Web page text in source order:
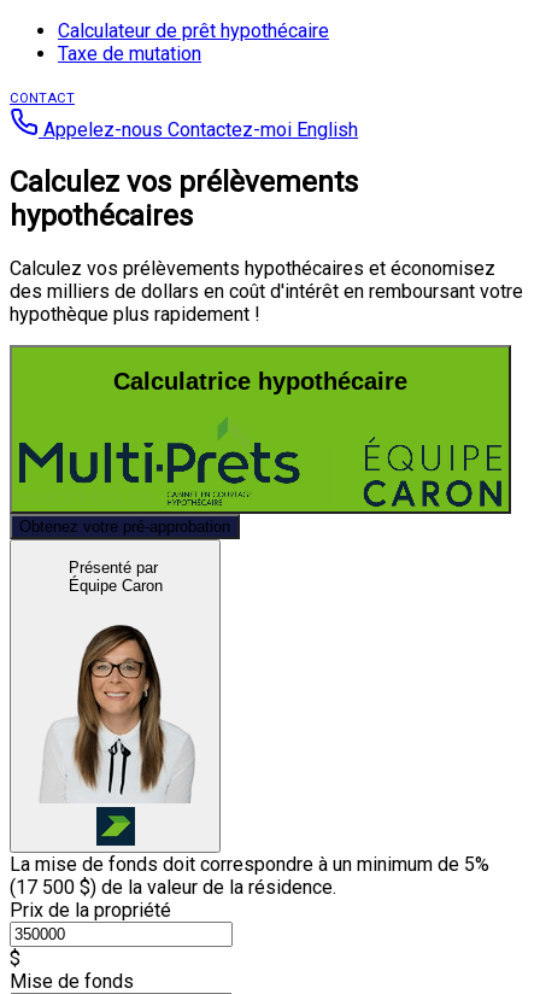
Calculateur de prêt hypothécaire
Taxe de mutation
CONTACT
Appelez-nous Contactez-moi English
Calculez vos prélèvements
hypothécaires
Calculez vos prélèvements hypothécaires et économisez
des milliers de dollars en coût d'intérêt en remboursant votre
hypothèque plus rapidement !
Calculatrice hypothécaire
Obtenez votre pré-approbation
Présenté par
Équipe Caron
La mise de fonds doit correspondre à un minimum de 5%
(17 500 $) de la valeur de la résidence.
Prix de la propriété
$
Mise de fonds